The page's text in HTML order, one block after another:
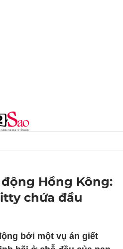
Hồng Kông:
chứa đầu
bởi một vụ án giết